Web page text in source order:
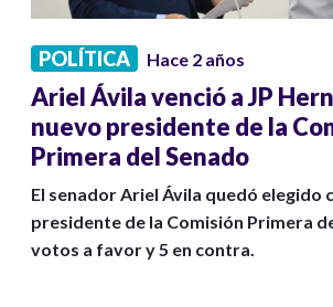
POLÍTICA Hace 2 años
Ariel Ávila venció a JP
nuevo presidente de la
Primera del Senado
El senador Ariel Ávila quedó elegido
presidente de la Comisión Primera
votos a favor y 5 en contra.